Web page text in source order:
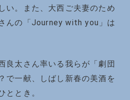
い。また、大西ご夫妻のため
んの「Journey with you」は
良太さん率いる我らが「劇団
で一献、しばし新春の美酒を
ととき。